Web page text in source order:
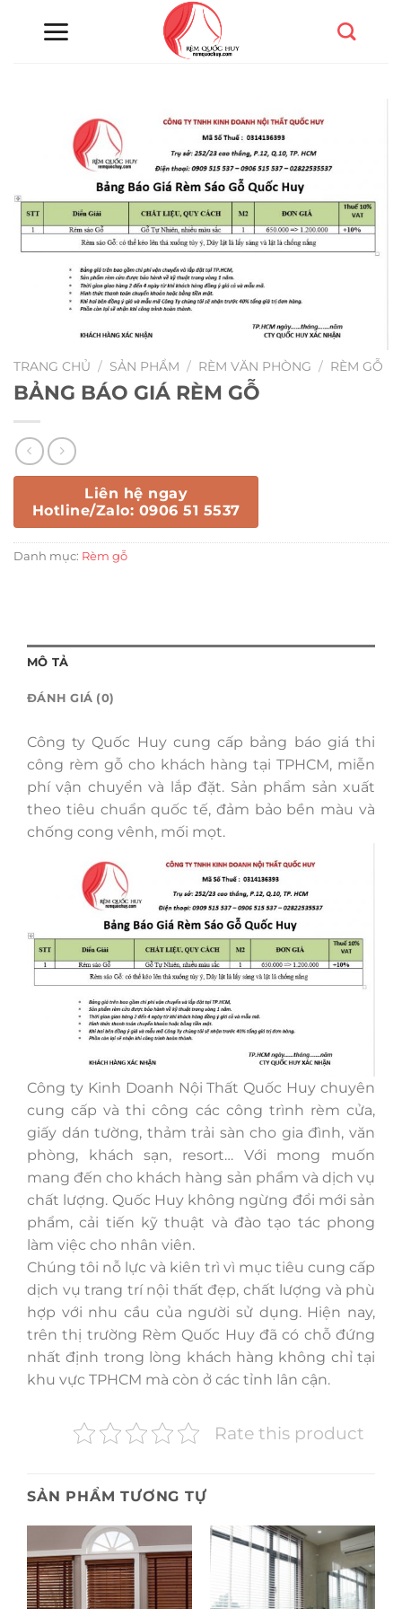
TRANG CHỦ / SẢN PHẨM / RÈM VĂN PHÒNG / RÈM GỖ
BẢNG BÁO GIÁ RÈM GỖ
Liên hệ ngay
Hotline/Zalo: 0906 51 5537
Danh mục: Rèm gỗ
MÔ TẢ
ĐÁNH GIÁ (0)
Công ty Quốc Huy cung cấp bảng báo giá thi
công rèm gỗ cho khách hàng tại TPHCM, miễn
phí vận chuyển và lắp đặt. Sản phẩm sản xuất
theo tiêu chuẩn quốc tế, đảm bảo bền màu và
chống cong vênh, mối mọt.
Công ty Kinh Doanh Nội Thất Quốc Huy chuyên
cung cấp và thi công các công trình rèm cửa,
giấy dán tường, thảm trải sàn cho gia đình, văn
phòng, khách sạn, resort… Với mong muốn
mang đến cho khách hàng sản phẩm và dịch vụ
chất lượng. Quốc Huy không ngừng đổi mới sản
phẩm, cải tiến kỹ thuật và đào tạo tác phong
làm việc cho nhân viên.
Chúng tôi nỗ lực và kiên trì vì mục tiêu cung cấp
dịch vụ trang trí nội thất đẹp, chất lượng và phù
hợp với nhu cầu của người sử dụng. Hiện nay,
trên thị trường Rèm Quốc Huy đã có chỗ đứng
nhất định trong lòng khách hàng không chỉ tại
khu vực TPHCM mà còn ở các tỉnh lân cận.
Rate this product
SẢN PHẨM TƯƠNG TỰ